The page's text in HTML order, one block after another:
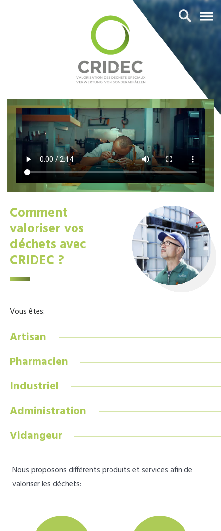
Comment
valoriser vos
déchets avec
CRIDEC ?
Vous êtes:
Artisan
Pharmacien
Industriel
Administration
Vidangeur
Nous proposons différents produits et services afin de
valoriser les déchets: